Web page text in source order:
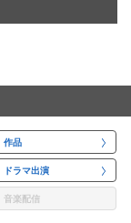
作品
ドラマ出演
音楽配信